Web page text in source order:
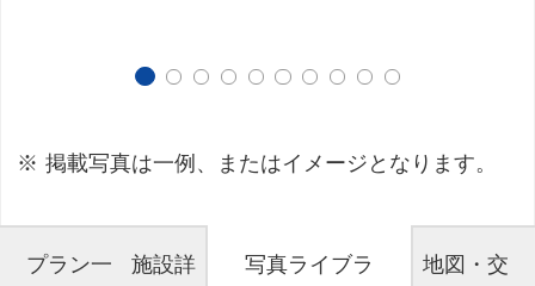
掲載写真は一例、またはイメージとなります。
プラン一
施設詳
写真ライブラ
地図・交